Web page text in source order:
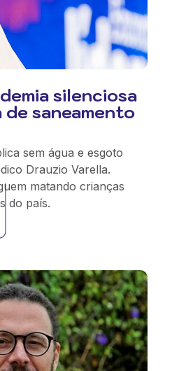
silenciosa
saneamento
sem água e esgoto
Drauzio Varella.
matando crianças
do país.